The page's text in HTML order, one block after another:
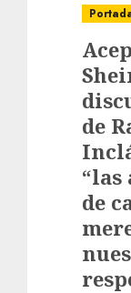
de
“las
de